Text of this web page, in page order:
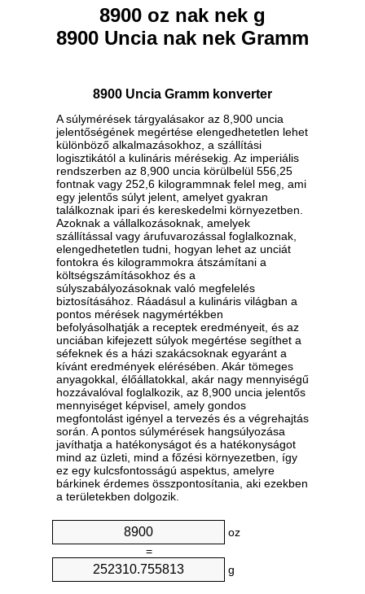
8900 oz nak nek g
8900 Uncia nak nek Gramm
8900 Uncia Gramm konverter
A súlymérések tárgyalásakor az 8,900 uncia
jelentőségének megértése elengedhetetlen lehet
különböző alkalmazásokhoz, a szállítási
logisztikától a kulináris mérésekig. Az imperiális
rendszerben az 8,900 uncia körülbelül 556,25
fontnak vagy 252,6 kilogrammnak felel meg, ami
egy jelentős súlyt jelent, amelyet gyakran
találkoznak ipari és kereskedelmi környezetben.
Azoknak a vállalkozásoknak, amelyek
szállítással vagy árufuvarozással foglalkoznak,
elengedhetetlen tudni, hogyan lehet az unciát
fontokra és kilogrammokra átszámítani a
költségszámításokhoz és a
súlyszabályozásoknak való megfelelés
biztosításához. Ráadásul a kulináris világban a
pontos mérések nagymértékben
befolyásolhatják a receptek eredményeit, és az
unciában kifejezett súlyok megértése segíthet a
séfeknek és a házi szakácsoknak egyaránt a
kívánt eredmények elérésében. Akár tömeges
anyagokkal, élőállatokkal, akár nagy mennyiségű
hozzávalóval foglalkozik, az 8,900 uncia jelentős
mennyiséget képvisel, amely gondos
megfontolást igényel a tervezés és a végrehajtás
során. A pontos súlymérések hangsúlyozása
javíthatja a hatékonyságot és a hatékonyságot
mind az üzleti, mind a főzési környezetben, így
ez egy kulcsfontosságú aspektus, amelyre
bárkinek érdemes összpontosítania, aki ezekben
a területekben dolgozik.
oz
=
g